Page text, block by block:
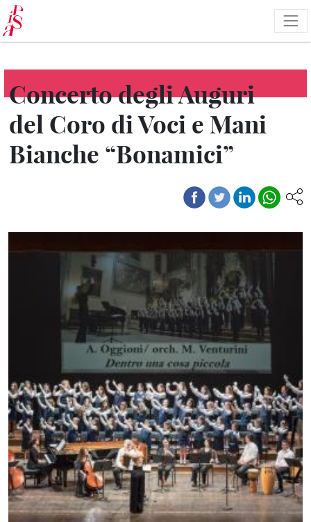
Salta
al
contenuto
principale
Concerto degli Auguri
del Coro di Voci e Mani
Bianche “Bonamici”